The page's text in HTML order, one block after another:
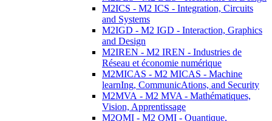
M2ICS - M2 ICS - Integration, Circuits
and Systems
M2IGD - M2 IGD - Interaction, Graphics
and Design
M2IREN - M2 IREN - Industries de
Réseau et économie numérique
M2MICAS - M2 MICAS - Machine
learnIng, CommunicAtions, and Security
M2MVA - M2 MVA - Mathématiques,
Vision, Apprentissage
M2QMI - M2 QMI - Quantique,